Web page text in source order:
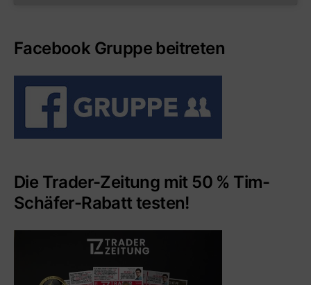
Facebook Gruppe beitreten
Die Trader-Zeitung mit 50 % Tim-
Schäfer-Rabatt testen!